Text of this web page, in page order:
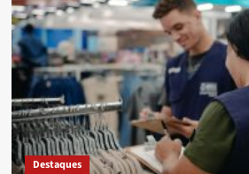
Destaques